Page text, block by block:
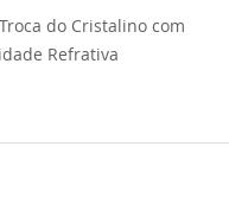
do Cristalino com
Refrativa